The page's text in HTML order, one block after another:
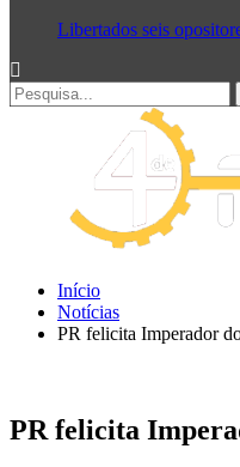
Libertados seis
Início
Notícias
PR felicita Imperador
PR felicita